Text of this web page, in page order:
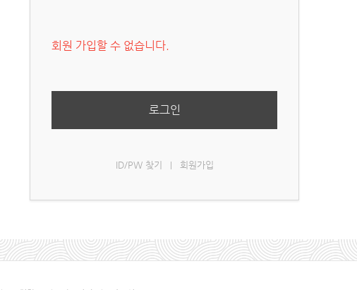
회원 가입할 수 없습니다.
로그인
ID/PW 찾기 회원가입